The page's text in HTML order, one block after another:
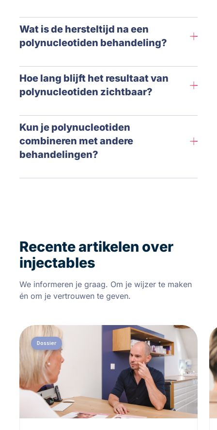
Wat is de hersteltijd na een
polynucleotiden behandeling?
Hoe lang blijft het resultaat van
polynucleotiden zichtbaar?
Kun je polynucleotiden
combineren met andere
behandelingen?
Recente artikelen over
injectables
We informeren je graag. Om je wijzer te maken
én om je vertrouwen te geven.
Dossier